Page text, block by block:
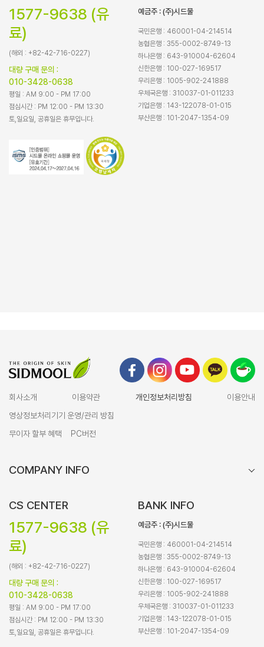
1577-9638 (유
료)
(해외 : +82-42-716-0227)
대량 구매 문의 :
010-3428-0638
평일 : AM 9:00 - PM 17:00
점심시간 : PM 12:00 - PM 13:30
토,일요일, 공휴일은 휴무입니다.
예금주 : (주)시드물
국민은행 : 460001-04-214514
농협은행 : 355-0002-8749-13
하나은행 : 643-910004-62604
신한은행 : 100-027-169517
우리은행 : 1005-902-241888
우체국은행 : 310037-01-011233
기업은행 : 143-122078-01-015
부산은행 : 101-2047-1354-09
회사소개 이용약관 개인정보처리방침
이용안내
영상정보처리기기 운영/관리 방침
무이자 할부 혜택
PC버전
COMPANY INFO
CS CENTER
1577-9638 (유
료)
(해외 : +82-42-716-0227)
대량 구매 문의 :
010-3428-0638
평일 : AM 9:00 - PM 17:00
점심시간 : PM 12:00 - PM 13:30
토,일요일, 공휴일은 휴무입니다.
BANK INFO
예금주 : (주)시드물
국민은행 : 460001-04-214514
농협은행 : 355-0002-8749-13
하나은행 : 643-910004-62604
신한은행 : 100-027-169517
우리은행 : 1005-902-241888
우체국은행 : 310037-01-011233
기업은행 : 143-122078-01-015
부산은행 : 101-2047-1354-09